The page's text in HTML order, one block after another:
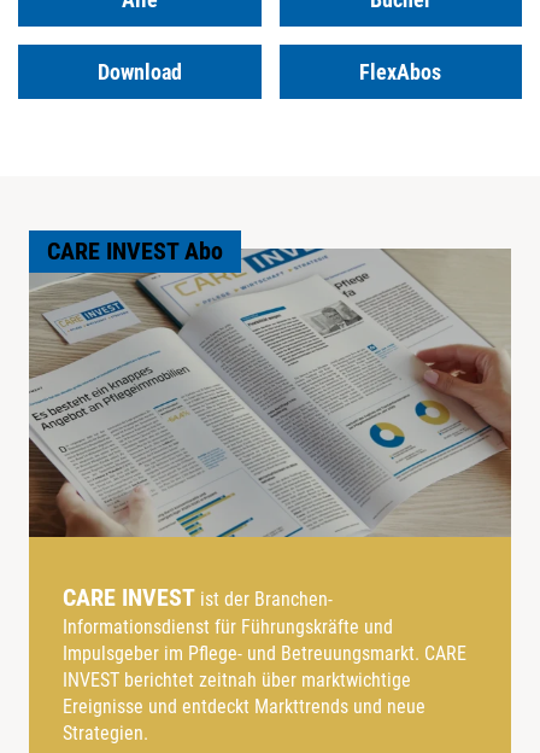
Download FlexAbos
CARE INVEST Abo
CARE INVEST ist der Branchen-
Informationsdienst für Führungskräfte und
Impulsgeber im Pflege- und Betreuungsmarkt. CARE
INVEST berichtet zeitnah über marktwichtige
Ereignisse und entdeckt Markttrends und neue
Strategien.